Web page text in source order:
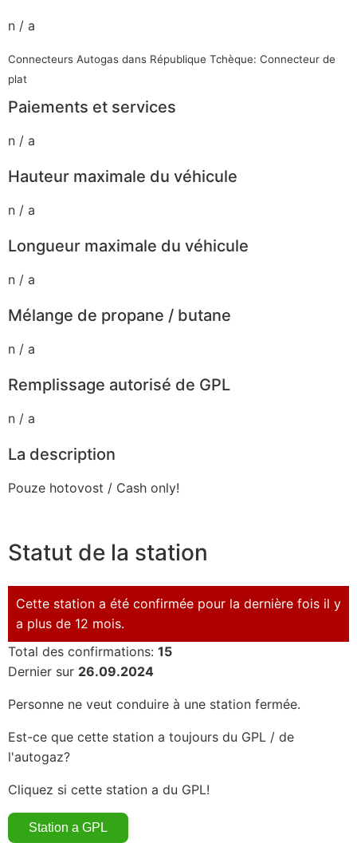
n / a
Connecteurs Autogas dans République Tchèque: Connecteur de
plat
Paiements et services
n / a
Hauteur maximale du véhicule
n / a
Longueur maximale du véhicule
n / a
Mélange de propane / butane
n / a
Remplissage autorisé de GPL
n / a
La description
Pouze hotovost / Cash only!
Statut de la station
Cette station a été confirmée pour la dernière fois il y
a plus de 12 mois.
Total des confirmations: 15
Dernier sur 26.09.2024
Personne ne veut conduire à une station fermée.
Est-ce que cette station a toujours du GPL / de
l'autogaz?
Cliquez si cette station a du GPL!